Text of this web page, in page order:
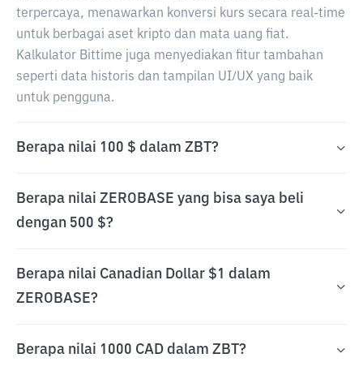
terpercaya, menawarkan konversi kurs secara real-time
untuk berbagai aset kripto dan mata uang fiat.
Kalkulator Bittime juga menyediakan fitur tambahan
seperti data historis dan tampilan UI/UX yang baik
untuk pengguna.
Berapa nilai 100 $ dalam ZBT?
Berapa nilai ZEROBASE yang bisa saya beli
dengan 500 $?
Berapa nilai Canadian Dollar $1 dalam
ZEROBASE?
Berapa nilai 1000 CAD dalam ZBT?